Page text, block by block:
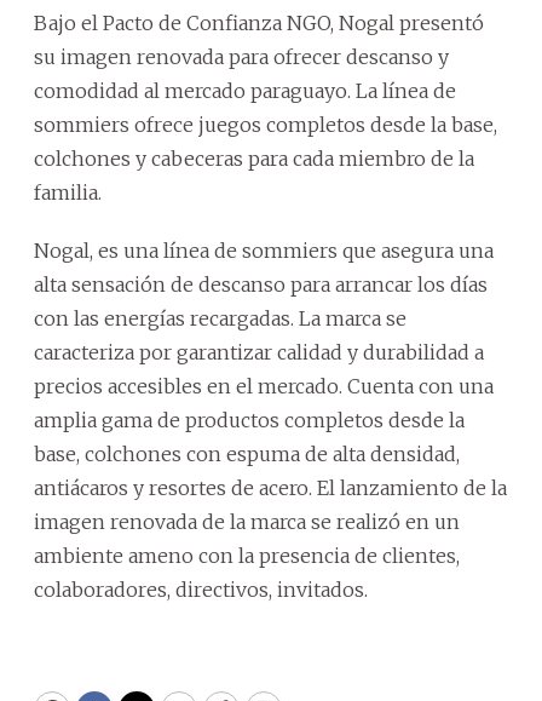
Bajo el Pacto de Confianza NGO, Nogal presentó
su imagen renovada para ofrecer descanso y
comodidad al mercado paraguayo. La línea de
sommiers ofrece juegos completos desde la base,
colchones y cabeceras para cada miembro de la
familia.
Nogal, es una línea de sommiers que asegura una
alta sensación de descanso para arrancar los días
con las energías recargadas. La marca se
caracteriza por garantizar calidad y durabilidad a
precios accesibles en el mercado. Cuenta con una
amplia gama de productos completos desde la
base, colchones con espuma de alta densidad,
antiácaros y resortes de acero. El lanzamiento de la
imagen renovada de la marca se realizó en un
ambiente ameno con la presencia de clientes,
colaboradores, directivos, invitados.